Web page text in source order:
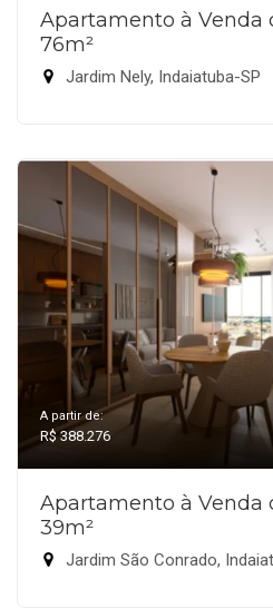
Apartamento à Venda
76m²
Jardim Nely, Indaiatuba-SP
A partir de:
R$ 388.276
Apartamento à Venda
39m²
Jardim São Conrado,